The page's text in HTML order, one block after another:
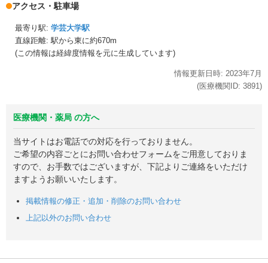
アクセス・駐車場
最寄り駅: 学芸大学駅
直線距離: 駅から東に約670m
(この情報は経緯度情報を元に生成しています)
情報更新日時: 2023年7月
(医療機関ID: 3891)
医療機関・薬局 の方へ
当サイトはお電話での対応を行っておりません。
ご希望の内容ごとにお問い合わせフォームをご用意しておりま
すので、お手数ではございますが、下記よりご連絡をいただけ
ますようお願いいたします。
掲載情報の修正・追加・削除のお問い合わせ
上記以外のお問い合わせ